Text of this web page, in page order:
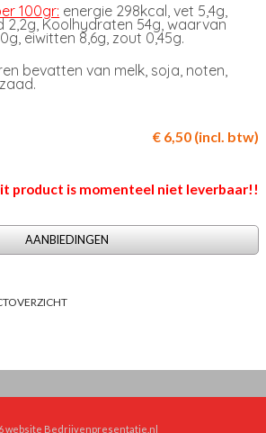
100gr: energie 298kcal, vet 5,4g,
Koolhydraten 54g, waarvan
eiwitten 8,6g, zout 0,45g.
bevatten van melk, soja, noten,
€ 6,50 (incl. btw)
product is momenteel niet leverbaar!!
AANBIEDINGEN
website Bedrijvenpresentatie.nl